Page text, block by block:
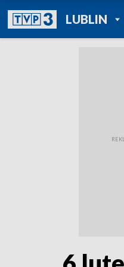
LUBLIN
TVP